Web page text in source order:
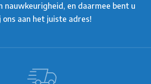
nauwkeurigheid, en daarmee bent u
ons aan het juiste adres!